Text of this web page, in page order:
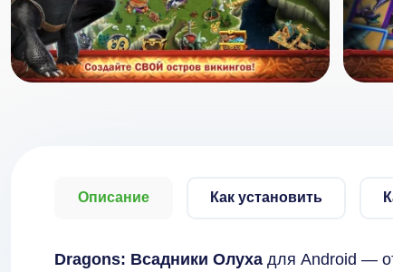
Описание Как установить
Dragons: Всадники Олуха для Android —